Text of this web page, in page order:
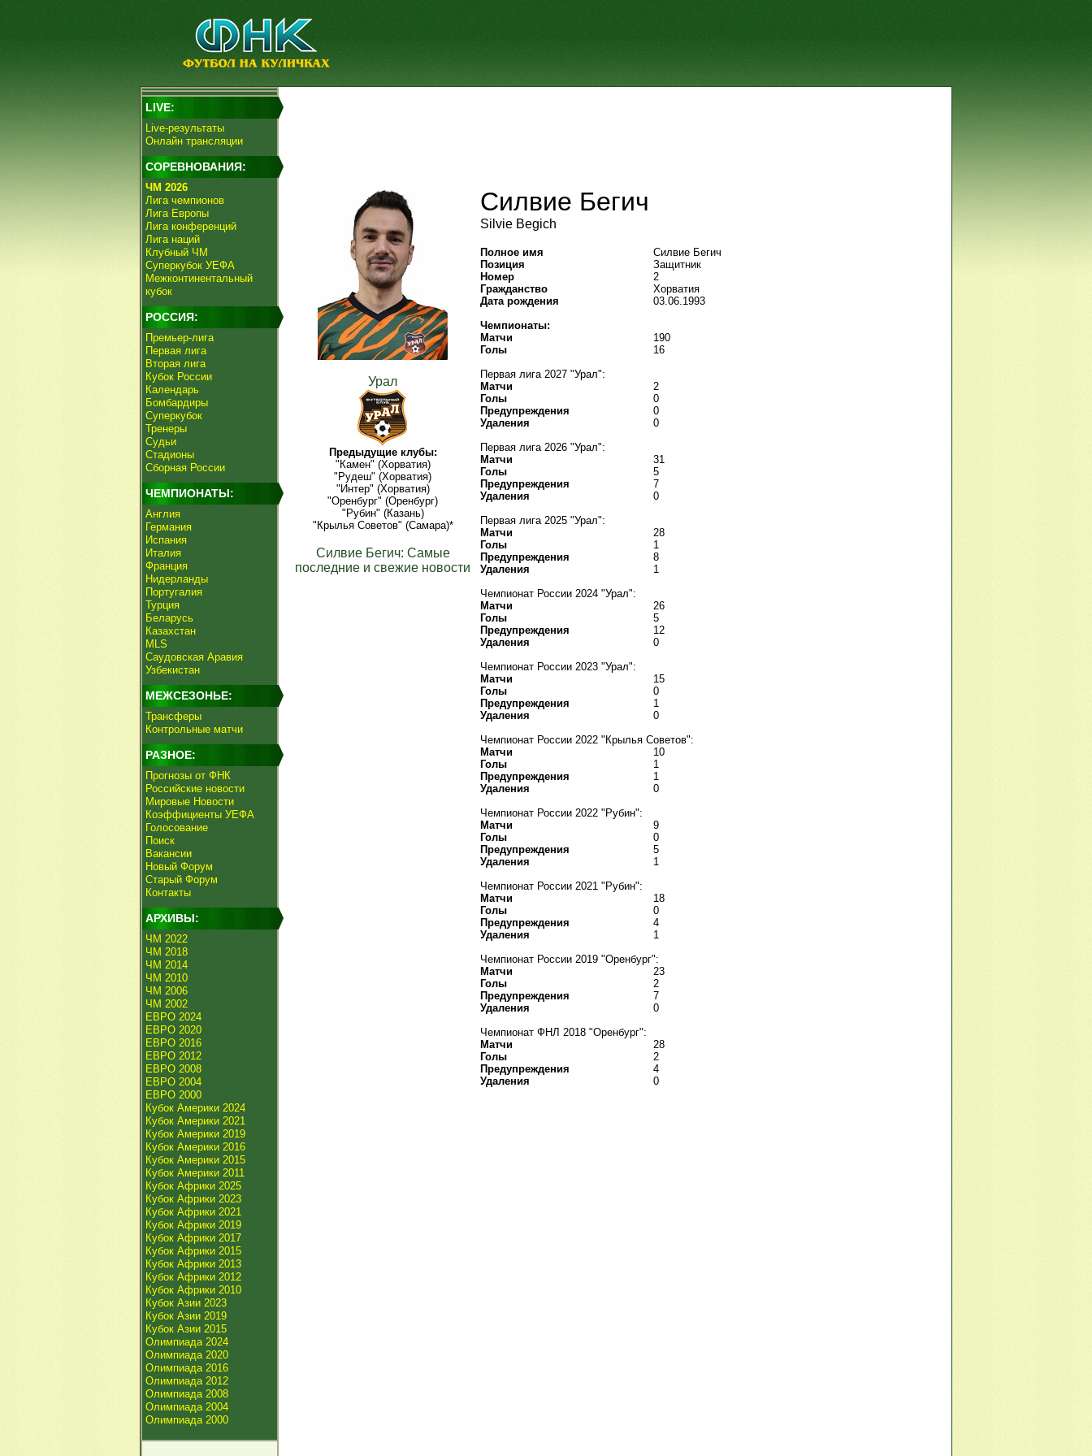
LIVE:
Live-результаты
Онлайн трансляции
СОРЕВНОВАНИЯ:
ЧМ 2026
Лига чемпионов
Лига Европы
Лига конференций
Лига наций
Клубный ЧМ
Суперкубок УЕФА
Межконтинентальный
кубок
РОССИЯ:
Премьер-лига
Первая лига
Вторая лига
Кубок России
Календарь
Бомбардиры
Суперкубок
Тренеры
Судьи
Стадионы
Сборная России
ЧЕМПИОНАТЫ:
Англия
Германия
Испания
Италия
Франция
Нидерланды
Португалия
Турция
Беларусь
Казахстан
MLS
Саудовская Аравия
Узбекистан
МЕЖСЕЗОНЬЕ:
Трансферы
Контрольные матчи
РАЗНОЕ:
Прогнозы от ФНК
Российские новости
Мировые Новости
Коэффициенты УЕФА
Голосование
Поиск
Вакансии
Новый Форум
Старый Форум
Контакты
АРХИВЫ:
ЧМ 2022
ЧМ 2018
ЧМ 2014
ЧМ 2010
ЧМ 2006
ЧМ 2002
ЕВРО 2024
ЕВРО 2020
ЕВРО 2016
ЕВРО 2012
ЕВРО 2008
ЕВРО 2004
ЕВРО 2000
Кубок Америки 2024
Кубок Америки 2021
Кубок Америки 2019
Кубок Америки 2016
Кубок Америки 2015
Кубок Америки 2011
Кубок Африки 2025
Кубок Африки 2023
Кубок Африки 2021
Кубок Африки 2019
Кубок Африки 2017
Кубок Африки 2015
Кубок Африки 2013
Кубок Африки 2012
Кубок Африки 2010
Кубок Азии 2023
Кубок Азии 2019
Кубок Азии 2015
Олимпиада 2024
Олимпиада 2020
Олимпиада 2016
Олимпиада 2012
Олимпиада 2008
Олимпиада 2004
Олимпиада 2000
Урал
Предыдущие клубы:
"Камен" (Хорватия)
"Рудеш" (Хорватия)
"Интер" (Хорватия)
"Оренбург" (Оренбург)
"Рубин" (Казань)
"Крылья Советов" (Самара)*
Силвие Бегич: Самые
последние и свежие новости
Силвие Бегич
Silvie Begich
Полное имя
Силвие Бегич
Позиция
Защитник
Номер
2
Гражданство
Хорватия
Дата рождения
03.06.1993
Чемпионаты:
Матчи
190
Голы
16
Первая лига 2027 "Урал":
Матчи
2
Голы
0
Предупреждения
0
Удаления
0
Первая лига 2026 "Урал":
Матчи
31
Голы
5
Предупреждения
7
Удаления
0
Первая лига 2025 "Урал":
Матчи
28
Голы
1
Предупреждения
8
Удаления
1
Чемпионат России 2024 "Урал":
Матчи
26
Голы
5
Предупреждения
12
Удаления
0
Чемпионат России 2023 "Урал":
Матчи
15
Голы
0
Предупреждения
1
Удаления
0
Чемпионат России 2022 "Крылья Советов":
Матчи
10
Голы
1
Предупреждения
1
Удаления
0
Чемпионат России 2022 "Рубин":
Матчи
9
Голы
0
Предупреждения
5
Удаления
1
Чемпионат России 2021 "Рубин":
Матчи
18
Голы
0
Предупреждения
4
Удаления
1
Чемпионат России 2019 "Оренбург":
Матчи
23
Голы
2
Предупреждения
7
Удаления
0
Чемпионат ФНЛ 2018 "Оренбург":
Матчи
28
Голы
2
Предупреждения
4
Удаления
0